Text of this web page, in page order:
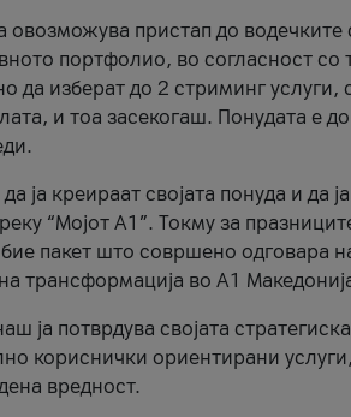
пристап до водечките
портфолио, во согласност
да изберат до 2 стриминг
и тоа засекогаш. Понудата е
ја креираат својата понуда и да
“Мојот А1”. Токму за
пакет што совршено одговара
трансформација во А1
ја потврдува својата
кориснички ориентирани
вредност.